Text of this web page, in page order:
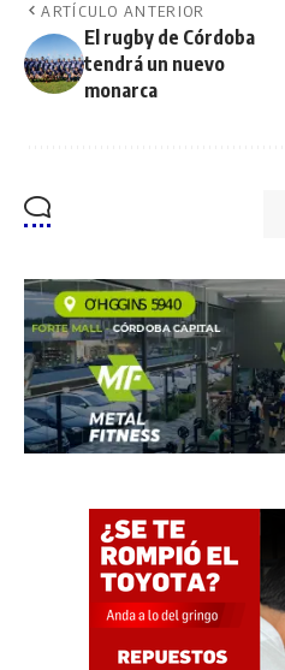
ARTÍCULO ANTERIOR
El rugby de Córdoba
tendrá un nuevo
monarca